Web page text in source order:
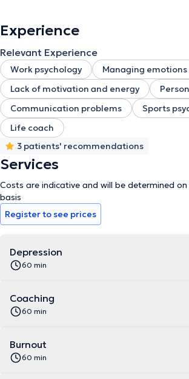
Experience
Relevant Experience
Work psychology
Managing emotions
Lack of motivation and energy
Communication problems
Sports
Life coach
3 patients' recommendations
Services
Costs are indicative and will be determined
basis
Register to see prices
Depression
60 min
Coaching
60 min
Burnout
60 min